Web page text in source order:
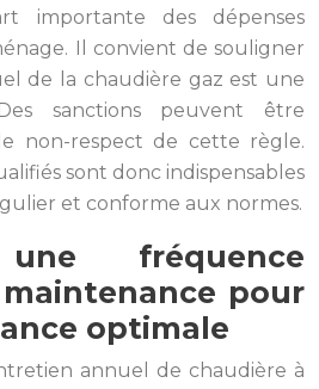
importante des dépenses
Il convient de souligner
de la chaudière gaz est une
sanctions peuvent être
non-respect de cette règle.
sont donc indispensables
et conforme aux normes.
fréquence
pour
optimale
annuel de chaudière à